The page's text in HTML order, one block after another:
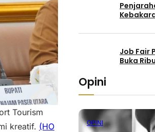
Tourism
kreatif. (HO
Job Fair
Buka
Opini
OPINI